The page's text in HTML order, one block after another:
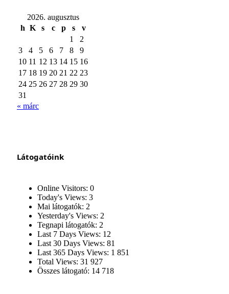
2026. augusztus
h K s c p s
v
1
2
3
4 5 6 7 8
9
10 11 12 13 14 15 16
17 18 19 20 21 22 23
24 25 26 27 28 29 30
31
« márc
Látogatóink
Online Visitors: 0
Today's Views: 3
Mai látogatók: 2
Yesterday's Views: 2
Tegnapi látogatók: 2
Last 7 Days Views: 12
Last 30 Days Views: 81
Last 365 Days Views: 1 851
Total Views: 31 927
Összes látogató: 14 718